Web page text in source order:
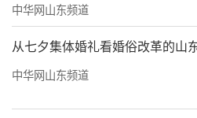
中华网山东频道
从七夕集体婚礼看婚俗改革的山
中华网山东频道